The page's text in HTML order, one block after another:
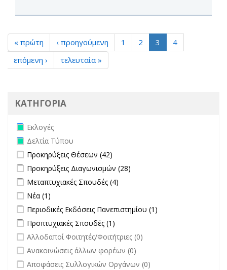
« πρώτη ‹ προηγούμενη 1 2 3
4
επόμενη ›
τελευταία »
ΚΑΤΗΓΟΡΙΑ
Remove Εκλογές filter
Εκλογές
Remove Δελτία Τύπου filter
Δελτία Τύπου
Apply Προκηρύξεις Θέσεων filter
Προκηρύξεις Θέσεων (42)
Apply Προκηρύξεις Διαγωνισμών filter
Προκηρύξεις Διαγωνισμών (28)
Apply Μεταπτυχιακές Σπουδές filter
Μεταπτυχιακές Σπουδές (4)
Apply Νέα filter
Νέα (1)
Apply Περιοδικές Εκδόσεις Πανεπιστημίου filter
Περιοδικές Εκδόσεις Πανεπιστημίου (1)
Apply Προπτυχιακές Σπουδές filter
Προπτυχιακές Σπουδές (1)
undefined
Αλλοδαποί Φοιτητές/Φοιτήτριες (0)
undefined
Ανακοινώσεις άλλων φορέων (0)
undefined
Αποφάσεις Συλλογικών Οργάνων (0)